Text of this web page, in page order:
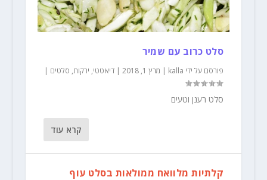
סלט כרוב עם שמיר
פורסם על ידי kalla
| מרץ 1, 2018 | דיאטטי, ירקות, סלטים |
סלט רענן וטעים
קרא עוד
קלתיות מלוואח ממולאות בסלט עוף